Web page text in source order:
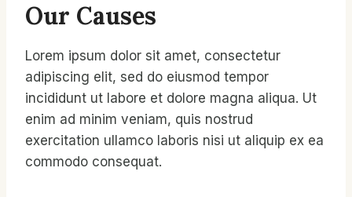
Our Causes
Lorem ipsum dolor sit amet, consectetur
adipiscing elit, sed do eiusmod tempor
incididunt ut labore et dolore magna aliqua. Ut
enim ad minim veniam, quis nostrud
exercitation ullamco laboris nisi ut aliquip ex ea
commodo consequat.